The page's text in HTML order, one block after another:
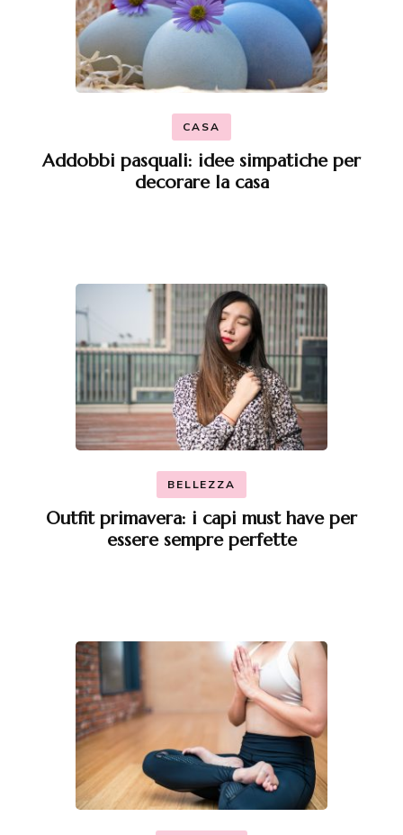
CASA
Addobbi pasquali: idee simpatiche per
decorare la casa
BELLEZZA
Outfit primavera: i capi must have per
essere sempre perfette